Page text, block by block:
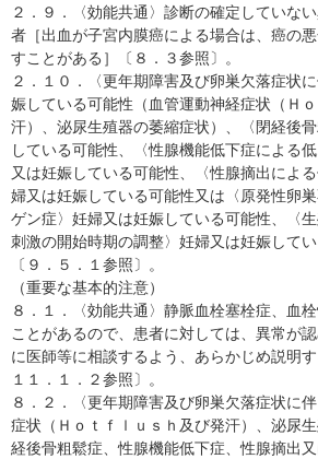
２．９．〈効能共通〉診断の確定していな
者［出血が子宮内膜癌による場合は、癌の
すことがある］〔８．３参照〕。
２．１０．〈更年期障害及び卵巣欠落症状
娠している可能性（血管運動神経症状（Ｈ
汗）、泌尿生殖器の萎縮症状）、〈閉経後
している可能性、〈性腺機能低下症による
又は妊娠している可能性、〈性腺摘出によ
婦又は妊娠している可能性又は〈原発性卵
ゲン症〉妊婦又は妊娠している可能性、〈
刺激の開始時期の調整〉妊婦又は妊娠して
〔９．５．１参照〕。
（重要な基本的注意）
８．１．〈効能共通〉静脈血栓塞栓症、血
ことがあるので、患者に対しては、異常が
に医師等に相談するよう、あらかじめ説明す
１１．１．２参照〕。
８．２．〈更年期障害及び卵巣欠落症状に
症状（Ｈｏｔｆｌｕｓｈ及び発汗）、泌尿
経後骨粗鬆症、性腺機能低下症、性腺摘出